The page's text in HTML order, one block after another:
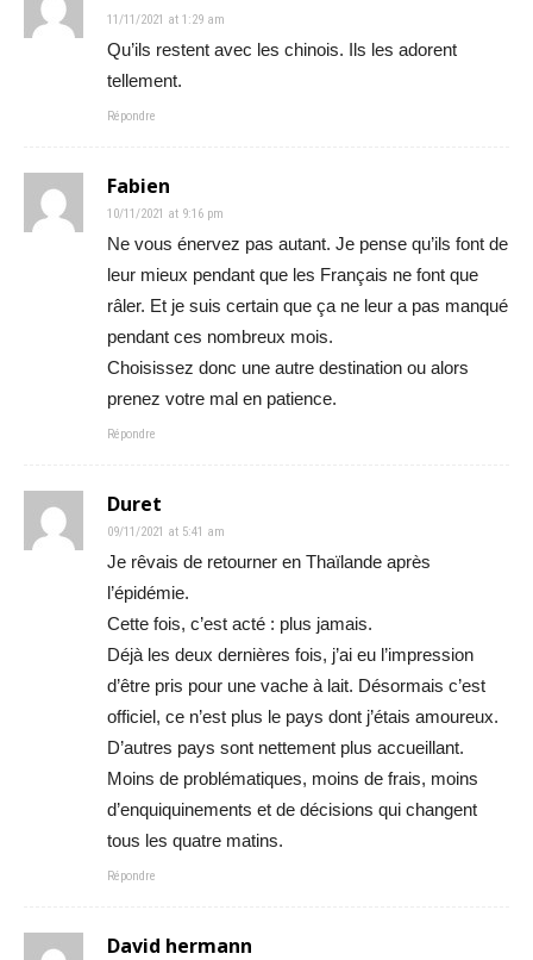
11/11/2021 at 1:29 am
Qu’ils restent avec les chinois. Ils les adorent
tellement.
Répondre
Fabien
10/11/2021 at 9:16 pm
Ne vous énervez pas autant. Je pense qu’ils font de
leur mieux pendant que les Français ne font que
râler. Et je suis certain que ça ne leur a pas manqué
pendant ces nombreux mois.
Choisissez donc une autre destination ou alors
prenez votre mal en patience.
Répondre
Duret
09/11/2021 at 5:41 am
Je rêvais de retourner en Thaïlande après
l’épidémie.
Cette fois, c’est acté : plus jamais.
Déjà les deux dernières fois, j’ai eu l’impression
d’être pris pour une vache à lait. Désormais c’est
officiel, ce n’est plus le pays dont j’étais amoureux.
D’autres pays sont nettement plus accueillant.
Moins de problématiques, moins de frais, moins
d’enquiquinements et de décisions qui changent
tous les quatre matins.
Répondre
David hermann